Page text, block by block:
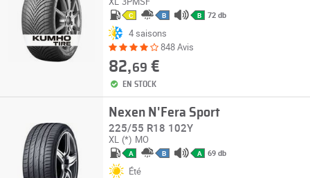
C B B 72 db
4 saisons
848 Avis
82,69 €
EN STOCK
Nexen N'Fera Sport
225/55 R18 102Y
XL (*) MO
A B A 69 db
Été